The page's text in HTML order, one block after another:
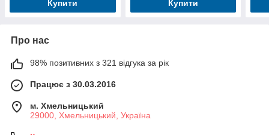
Купити Купити
Про нас
98% позитивних з 321 відгука за рік
Працює з 30.03.2016
м. Хмельницький
29000, Хмельницький, Україна